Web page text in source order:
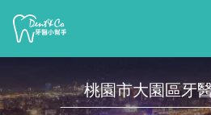
桃園市大園區牙